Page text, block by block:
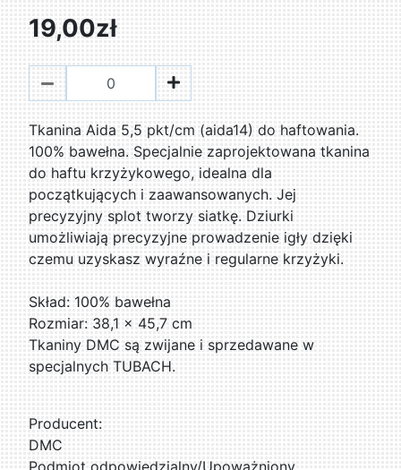
19,00zł
Tkanina Aida 5,5 pkt/cm (aida14) do haftowania.
100% bawełna. Specjalnie zaprojektowana tkanina
do haftu krzyżykowego, idealna dla
początkujących i zaawansowanych. Jej
precyzyjny splot tworzy siatkę. Dziurki
umożliwiają precyzyjne prowadzenie igły dzięki
czemu uzyskasz wyraźne i regularne krzyżyki.
Skład: 100% bawełna
Rozmiar: 38,1 x 45,7 cm
Tkaniny DMC są zwijane i sprzedawane w
specjalnych TUBACH.
Producent:
DMC
Podmiot odpowiedzialny/Upoważniony